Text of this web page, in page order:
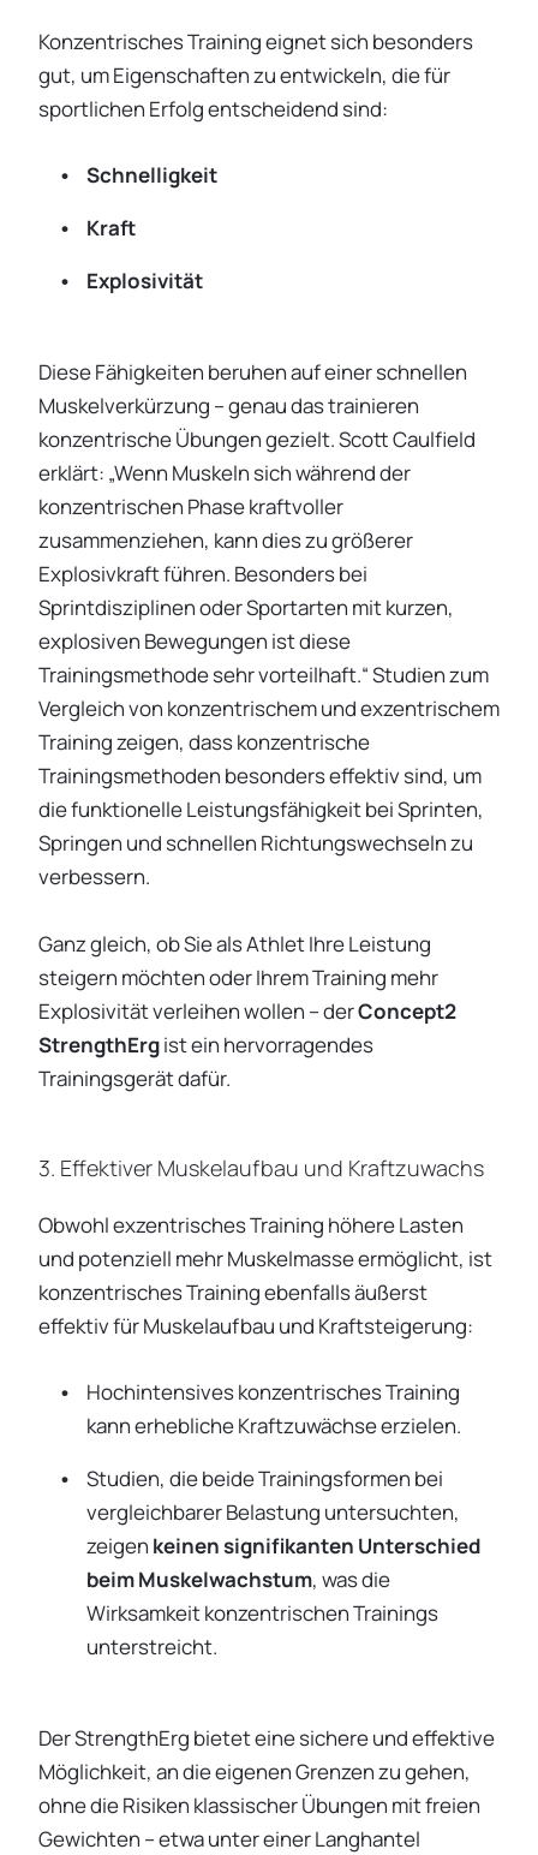
Konzentrisches Training eignet sich besonders
gut, um Eigenschaften zu entwickeln, die für
sportlichen Erfolg entscheidend sind:
Schnelligkeit
Kraft
Explosivität
Diese Fähigkeiten beruhen auf einer schnellen
Muskelverkürzung – genau das trainieren
konzentrische Übungen gezielt. Scott Caulfield
erklärt: „Wenn Muskeln sich während der
konzentrischen Phase kraftvoller
zusammenziehen, kann dies zu größerer
Explosivkraft führen. Besonders bei
Sprintdisziplinen oder Sportarten mit kurzen,
explosiven Bewegungen ist diese
Trainingsmethode sehr vorteilhaft.“ Studien zum
Vergleich von konzentrischem und exzentrischem
Training zeigen, dass konzentrische
Trainingsmethoden besonders effektiv sind, um
die funktionelle Leistungsfähigkeit bei Sprinten,
Springen und schnellen Richtungswechseln zu
verbessern.
Ganz gleich, ob Sie als Athlet Ihre Leistung
steigern möchten oder Ihrem Training mehr
Explosivität verleihen wollen – derConcept2
StrengthErgist ein hervorragendes
Trainingsgerät dafür.
3. Effektiver Muskelaufbau und Kraftzuwachs
Obwohl exzentrisches Training höhere Lasten
und potenziell mehr Muskelmasse ermöglicht, ist
konzentrisches Training ebenfalls äußerst
effektiv für Muskelaufbau und Kraftsteigerung:
Hochintensives konzentrisches Training
kann erhebliche Kraftzuwächse erzielen.
Studien, die beide Trainingsformen bei
vergleichbarer Belastung untersuchten,
zeigen keinen signifikanten Unterschied
beim Muskelwachstum, was die
Wirksamkeit konzentrischen Trainings
unterstreicht.
Der StrengthErg bietet eine sichere und effektive
Möglichkeit, an die eigenen Grenzen zu gehen,
ohne die Risiken klassischer Übungen mit freien
Gewichten – etwa unter einer Langhantel